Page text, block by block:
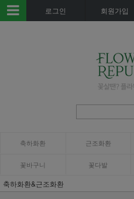
로그인 회원가입
축하화환 근조화환
꽃바구니 꽃다발
축하화환&근조화환